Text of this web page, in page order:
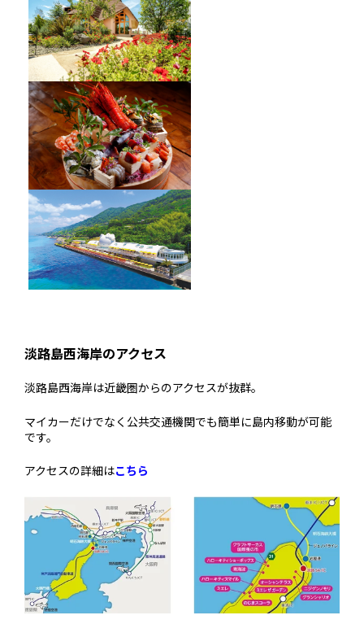
オーベルジュ フレンチの森
海神人の食卓
HELLO KITTY SMILE
淡路島西海岸のアクセス
淡路島西海岸は近畿圏からのアクセスが抜群。
マイカーだけでなく公共交通機関でも簡単に島内移動が可能
です。
アクセスの詳細はこちら